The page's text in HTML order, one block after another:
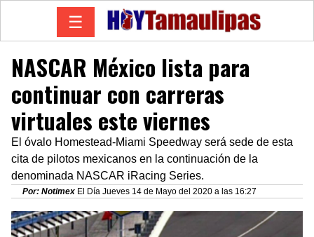
☰
NASCAR México lista para
continuar con carreras
virtuales este viernes
El óvalo Homestead-Miami Speedway será sede de esta
cita de pilotos mexicanos en la continuación de la
denominada NASCAR iRacing Series.
Por: Notimex El Día Jueves 14 de Mayo del 2020 a las 16:27